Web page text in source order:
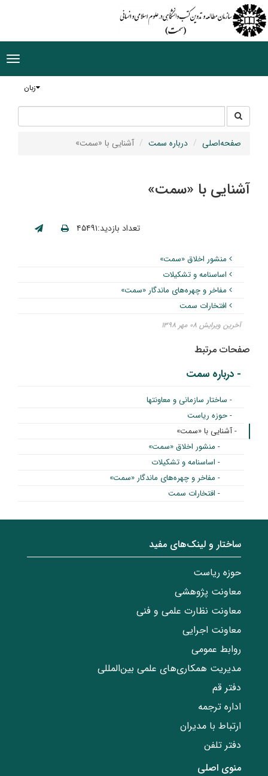
زبان
جستجو
در
سایت
صفحه‌اصلی درباره سمت آشنایی با «سمت»
آشنایی با «سمت»
تعداد بازدید:۴۵۴۹۱
منشور اخلاق «سمت»
اساسنامه و تشکیلات
مفاخر و چهره‌های ماندگار «سمت»
افتخارات سمت
آخرین ویرایش ۰۸ مهر ۱۳۹۸
صفحات مرتبط
- درباره سمت
- ساختار سازمانی و معاونتها
- حوزه ریاست
- آشنایی با «سمت»
- منشور اخلاق «سمت»
- اساسنامه و تشکیلات
- مفاخر و چهره‌های ماندگار «سمت»
- افتخارات سمت
ساختار‌‌ و‌‌ لینک‌های مفید
حوزه ریاست
معاونت پژوهشی
معاونت نظارت علمی و فنی
معاونت اجرایی
روابط عمومی
مدیریت همکاری‌های علمی بین‌المللی
دفتر قم
اداره ترجمه
ارتباط با مدیران
دفتر تلفن
منوی اصلی